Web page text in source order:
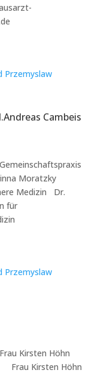
Cambeis
Moratzky
Medizin Dr.
für
Kirsten Höhn
Frau Kirsten Höhn